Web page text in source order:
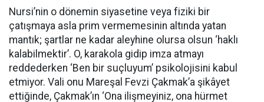
Nursi’nin o dönemin siyasetine veya fiziki bir
çatışmaya asla prim vermemesinin altında yatan
mantık; şartlar ne kadar aleyhine olursa olsun ‘haklı
kalabilmektir’. O, karakola gidip imza atmayı
reddederken ‘Ben bir suçluyum’ psikolojisini kabul
etmiyor. Vali onu Mareşal Fevzi Çakmak’a şikâyet
ettiğinde, Çakmak’ın ‘Ona ilişmeyiniz, ona hürmet